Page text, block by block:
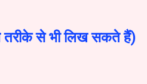
तरीके से भी लिख सकते हैं)